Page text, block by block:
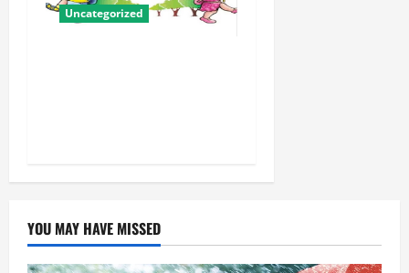
Uncategorized
YOU MAY HAVE MISSED